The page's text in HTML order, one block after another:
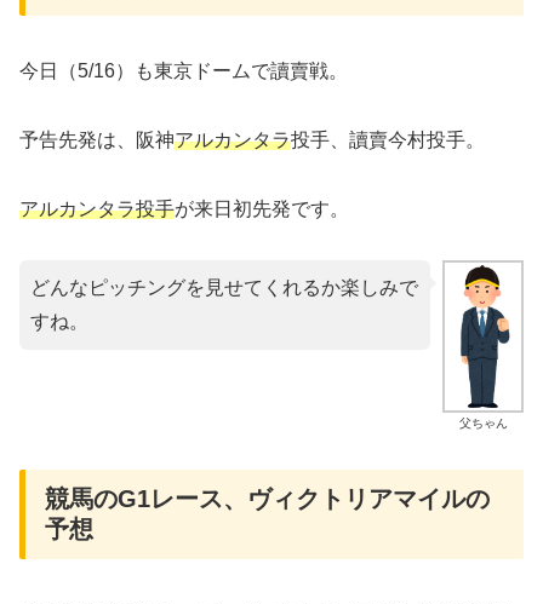
今日（5/16）も東京ドームで讀賣戦。
予告先発は、阪神アルカンタラ投手、讀賣今村投手。
アルカンタラ投手が来日初先発です。
父ちゃん
どんなピッチングを見せてくれるか楽しみで
すね。
競馬のG1レース、ヴィクトリアマイルの
予想